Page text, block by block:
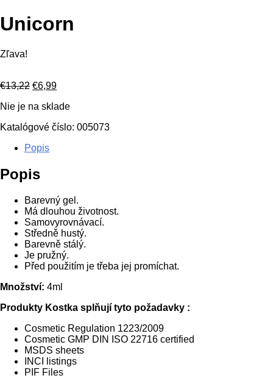
Unicorn
Zľava!
€13,22 Pôvodná
bola:
€6,99Aktuálna
je:
Nie je na sklade
Katalógové číslo: 005073
Popis
Popis
Barevný gel.
Má dlouhou životnost.
Samovyrovnávací.
Středně hustý.
Barevně stálý.
Je pružný.
Před použitím je třeba jej promíchat.
Množství: 4ml
Produkty Kostka splňují tyto požadavky :
Cosmetic Regulation 1223/2009
Cosmetic GMP DIN ISO 22716 certified
MSDS sheets
INCI listings
PIF Files